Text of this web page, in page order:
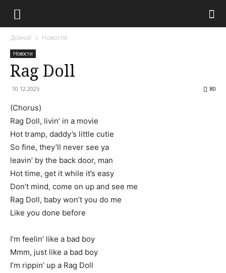
Домой Новости
Новости
Rag Doll
10.12.2025 80
(Chorus)
Rag Doll, livin’ in a movie
Hot tramp, daddy’s little cutie
So fine, they’ll never see ya
leavin’ by the back door, man
Hot time, get it while it’s easy
Don’t mind, come on up and see me
Rag Doll, baby won’t you do me
Like you done before
I’m feelin’ like a bad boy
Mmm, just like a bad boy
I’m rippin’ up a Rag Doll